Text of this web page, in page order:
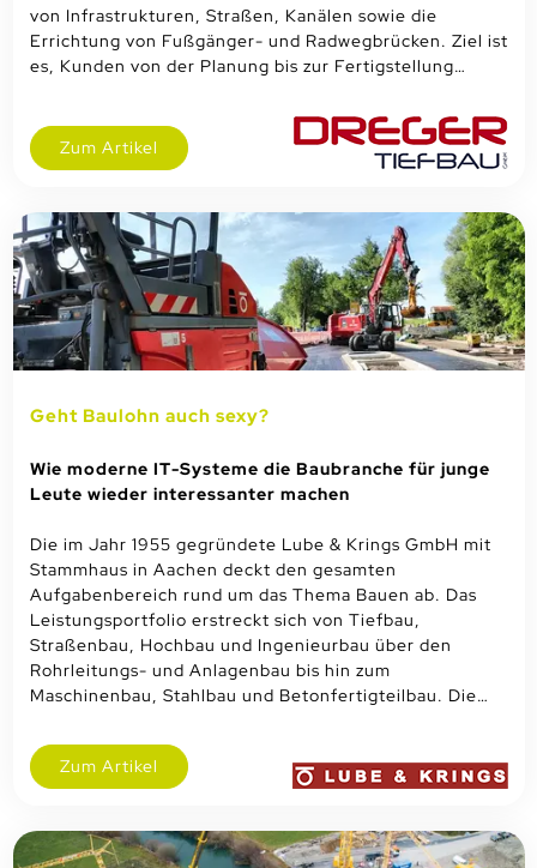
von Infrastrukturen, Straßen, Kanälen sowie die
Errichtung von Fußgänger- und Radwegbrücken. Ziel ist
es, Kunden von der Planung bis zur Fertigstellung…
Zum Artikel
Geht Baulohn auch sexy?
Wie moderne IT-Systeme die Baubranche für junge
Leute wieder interessanter machen
Die im Jahr 1955 gegründete Lube & Krings GmbH mit
Stammhaus in Aachen deckt den gesamten
Aufgabenbereich rund um das Thema Bauen ab. Das
Leistungsportfolio erstreckt sich von Tiefbau,
Straßenbau, Hochbau und Ingenieurbau über den
Rohrleitungs- und Anlagenbau bis hin zum
Maschinenbau, Stahlbau und Betonfertigteilbau. Die…
Zum Artikel